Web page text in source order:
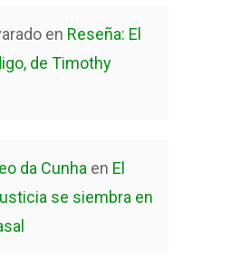
en Reseña: El
de Timothy
da Cunha en El
se siembra en